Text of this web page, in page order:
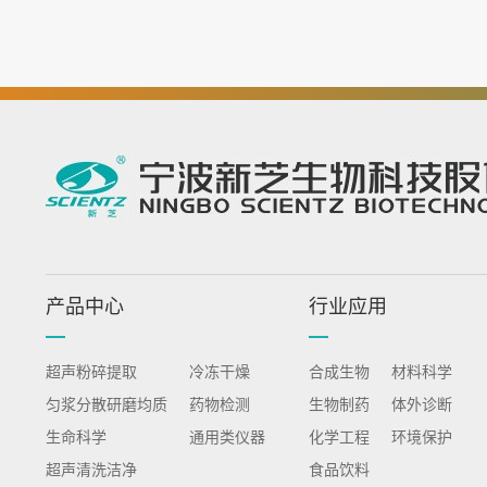
产品中心
超声粉碎提取
匀浆分散研磨均质
生命科学
超声清洗洁净
冷冻干燥
药物检测
通用类仪器
行业应用
合成生物
生物制药
化学工程
食品饮料
材料科学
体外诊断
环境保护